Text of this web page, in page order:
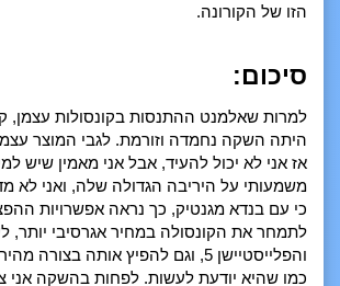
הזו של הקורונה.
סיכום:
למרות שאלמנט ההתנסות בקונסולות עצמן,
היתה השקה נחמדה וזורמת. לגבי המוצר
אז אני לא יכול להעיד, אבל אני מאמין שיש
משמעותי על היריבה הגדולה שלה, ואני לא
כי עם בנדא מגנטיק, כך נראה אפשרויות
לתמחר את הקונסולה במחיר אגרסיבי יותר,
והפלייסטיישן 5, וגם להפיץ אותה בצורה
כמו שהיא יודעת לעשות. לפחות בהשקה אני